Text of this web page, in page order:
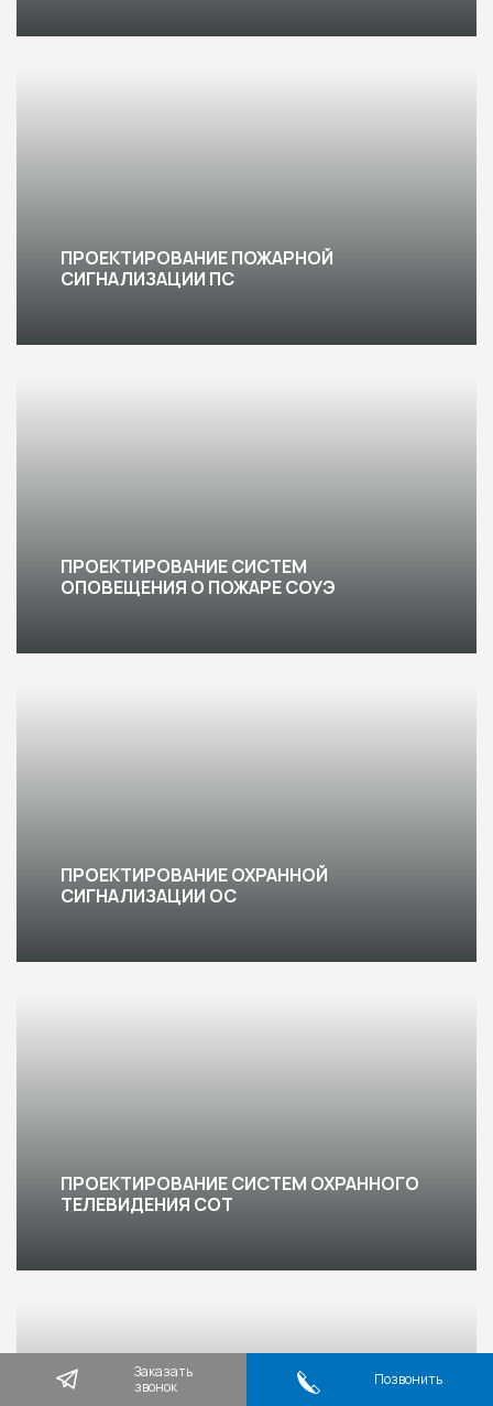
ПРОЕКТИРОВАНИЕ ПОЖАРНОЙ
СИГНАЛИЗАЦИИ ПС
ПРОЕКТИРОВАНИЕ СИСТЕМ
ОПОВЕЩЕНИЯ О ПОЖАРЕ СОУЭ
ПРОЕКТИРОВАНИЕ ОХРАННОЙ
СИГНАЛИЗАЦИИ ОС
ПРОЕКТИРОВАНИЕ СИСТЕМ ОХРАННОГО
ТЕЛЕВИДЕНИЯ СОТ
Заказать
звонок
Позвонить